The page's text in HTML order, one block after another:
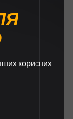
корисних